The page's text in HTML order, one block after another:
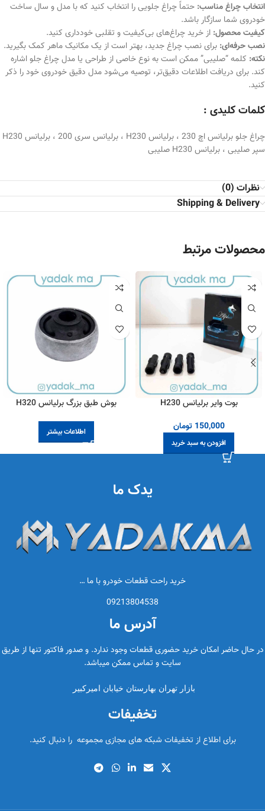
انتخاب چراغ مناسب: حتماً چراغ جلویی را انتخاب کنید که با مدل و سال ساخت
خودروی شما سازگار باشد.
کیفیت محصول: از خرید چراغ‌های بی‌کیفیت و تقلبی خودداری کنید.
نصب حرفه‌ای: برای نصب چراغ جدید، بهتر است از یک مکانیک ماهر کمک بگیرید.
نکته: کلمه “صلیبی” ممکن است به نوع خاصی از طراحی یا مدل چراغ جلو اشاره
کند. برای دریافت اطلاعات دقیق‌تر، توصیه می‌شود مدل دقیق خودروی خود را ذکر
کنید.
کلمات کلیدی :
چراغ جلو برلیانس اچ 230 ، برلیانس H230 ، برلیانس سری 200 ، برلیانس H230
سپر صلیبی ، برلیانس H230 صلیبی
نظرات (0)
Shipping & Delivery
محصولات مرتبط
بوت وایر برلیانس H230
150,000 تومان
افزودن به سبد خرید
بوش طبق بزرگ برلیانس H320
اطلاعات بیشتر
یدک ما
خرید راحت قطعات خودرو با ما …
09213804538
آدرس ما
در حال حاضر امکان خرید حضوری قطعات وجود ندارد. و صدور فاکتور تنها از طریق
سایت و تماس ممکن میباشد.
بازار تهران بهارستان خیابان امیرکبیر
تخفیفات
برای اطلاع از تخفیفات شبکه های مجازی مجموعه را دنبال کنید.